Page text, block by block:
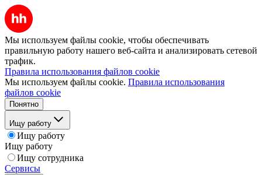
Мы используем файлы cookie, чтобы обеспечивать
правильную работу нашего веб-сайта и анализировать сетевой
трафик.
Правила использования файлов cookie
Мы используем файлы cookie. Правила использования
файлов cookie
Понятно
Ищу работу
Ищу работу
Ищу работу
Ищу сотрудника
Сервисы